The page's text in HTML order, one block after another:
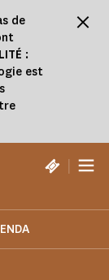
de
:
est
|